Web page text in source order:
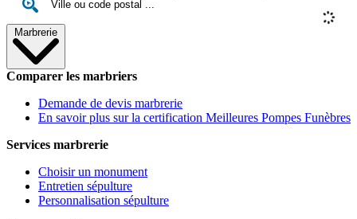
Marbrerie
Comparer les marbriers
Demande de devis marbrerie
En savoir plus sur la certification Meilleures Pompes Funèbres
Services marbrerie
Choisir un monument
Entretien sépulture
Personnalisation sépulture